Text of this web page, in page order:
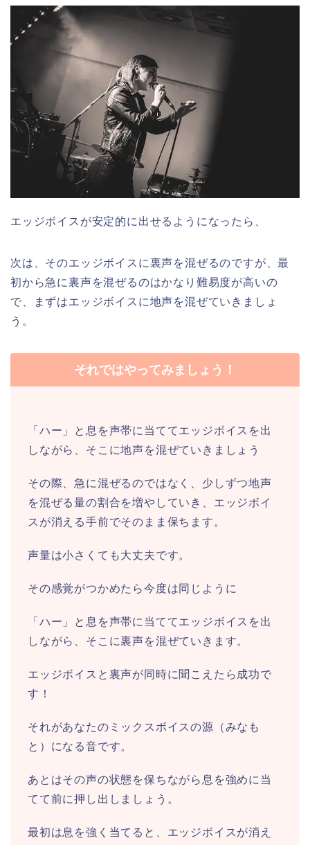
エッジボイスが安定的に出せるようになったら、
次は、そのエッジボイスに裏声を混ぜるのですが、最
初から急に裏声を混ぜるのはかなり難易度が高いの
で、まずはエッジボイスに地声を混ぜていきましょ
う。
それではやってみましょう！
「ハー」と息を声帯に当ててエッジボイスを出
しながら、そこに地声を混ぜていきましょう
その際、急に混ぜるのではなく、少しずつ地声
を混ぜる量の割合を増やしていき、エッジボイ
スが消える手前でそのまま保ちます。
声量は小さくても大丈夫です。
その感覚がつかめたら今度は同じように
「ハー」と息を声帯に当ててエッジボイスを出
しながら、そこに裏声を混ぜていきます。
エッジボイスと裏声が同時に聞こえたら成功で
す！
それがあなたのミックスボイスの源（みなも
と）になる音です。
あとはその声の状態を保ちながら息を強めに当
てて前に押し出しましょう。
最初は息を強く当てると、エッジボイスが消え